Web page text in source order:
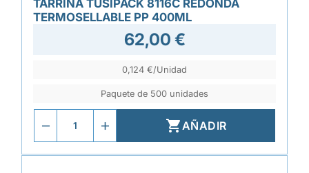
TARRINA TUSIPACK 8116C REDONDA
TERMOSELLABLE PP 400ML
62,00 €
0,124 €/Unidad
Paquete de 500 unidades
AÑADIR